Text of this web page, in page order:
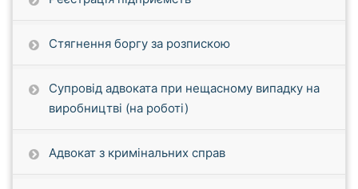
Стягнення боргу за розпискою
Супровід адвоката при нещасному випадку на
виробництві (на роботі)
Адвокат з кримінальних справ